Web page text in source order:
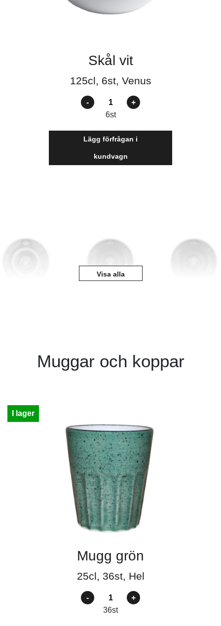
Skål vit
125cl, 6st, Venus
Antal
6st
Lägg förfrågan i
kundvagn
Visa alla
Muggar och koppar
I lager
Mugg grön
25cl, 36st, Hel
Antal
36st